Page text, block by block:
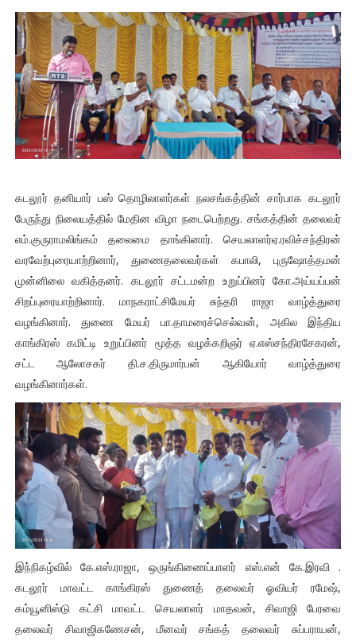
கடலூர் தனியார் பஸ் தொழிலாளர்கள் நலசங்கத்தின் சார்பாக கடலூர்
பேருந்து நிலையத்தில் மேதின விழா நடைபெற்றது. சங்கத்தின் தலைவர்
எம்.குருராமலிங்கம் தலைமை தாங்கினார். செயலாளர்ஏ.ரவிச்சந்திரன்
வரவேற்புரையாற்றினார், துணைதலைவர்கள் கபாலி, புருஷோத்தமன்
முன்னிலை வகித்தனர். கடலூர் சட்டமன்ற உறுப்பினர் கோ.அய்யப்பன்
சிறப்புரையாற்றினார். மாநகராட்சிமேயர் சுந்தரி ராஜா வாழ்த்துரை
வழங்கினார். துணை மேயர் பா.தாமரைச்செல்வன், அகில இந்திய
காங்கிரஸ் கமிட்டி உறுப்பினர் மூத்த வழக்கறிஞர் ஏ.எஸ்சந்திரசேகரன்,
சட்ட ஆலோசகர் தி.ச.திருமார்பன் ஆகியோர் வாழ்த்துரை
வழங்கினார்கள்.
இந்நிகழ்வில் கே.எஸ்.ராஜா, ஒருங்கிணைப்பாளர் எஸ்.என் கே.இரவி .
கடலூர் மாவட்ட காங்கிரஸ் துணைத் தலைவர் ஓவியர் ரமேஷ்,
கம்யூனிஸ்டு கட்சி மாவட்ட செயலாளர் மாதவன், சிவாஜி பேரவை
தலைவர் சிவாஜிகணேசன், மீனவர் சங்கத் தலைவர் சுப்பராயன்,